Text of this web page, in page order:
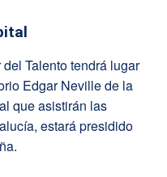
Talento tendrá lugar
Edgar Neville de la
que asistirán las
estará presidido